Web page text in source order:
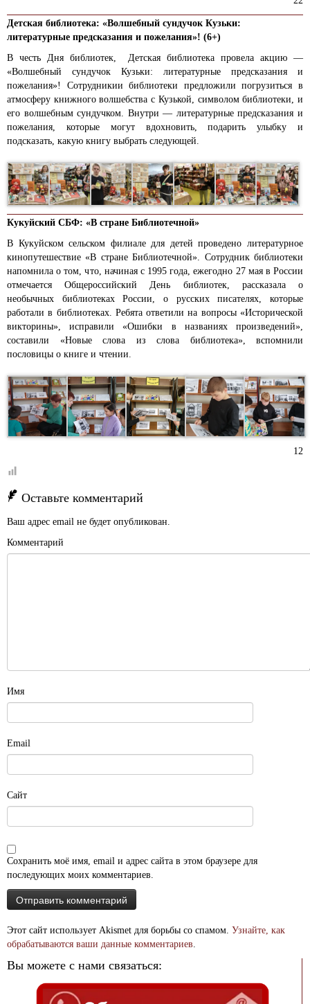
Детская библиотека: «Волшебный сундучок Кузьки:
литературные предсказания и пожелания»! (6+)
В честь Дня библиотек, Детская библиотека провела акцию —
«Волшебный сундучок Кузьки: литературные предсказания и
пожелания»! Сотрудникии библиотеки предложили погрузиться в
атмосферу книжного волшебства с Кузькой, символом библиотеки, и
его волшебным сундучком. Внутри — литературные предсказания и
пожелания, которые могут вдохновить, подарить улыбку и
подсказать, какую книгу выбрать следующей.
Кукуйский СБФ: «В стране Библиотечной»
В Кукуйском сельском филиале для детей проведено литературное
кинопутешествие «В стране Библиотечной». Сотрудник библиотеки
напомнила о том, что, начиная с 1995 года, ежегодно 27 мая в России
отмечается Общероссийский День библиотек, рассказала о
необычных библиотеках России, о русских писателях, которые
работали в библиотеках. Ребята ответили на вопросы «Исторической
викторины», исправили «Ошибки в названиях произведений»,
составили «Новые слова из слова библиотека», вспомнили
пословицы о книге и чтении.
12
Оставьте комментарий
Ваш адрес email не будет опубликован.
Комментарий
Имя
Email
Сайт
Сохранить моё имя, email и адрес сайта в этом браузере для
последующих моих комментариев.
Этот сайт использует Akismet для борьбы со спамом. Узнайте, как
обрабатываются ваши данные комментариев
Вы можете с нами связаться: